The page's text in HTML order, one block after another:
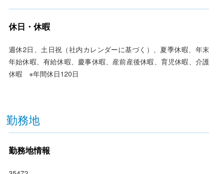
休日・休暇
週休2日、土日祝（社内カレンダーに基づく）、夏季休暇、年末
年始休暇、有給休暇、慶事休暇、産前産後休暇、育児休暇、介護
休暇 ※年間休日120日
勤務地
勤務地情報